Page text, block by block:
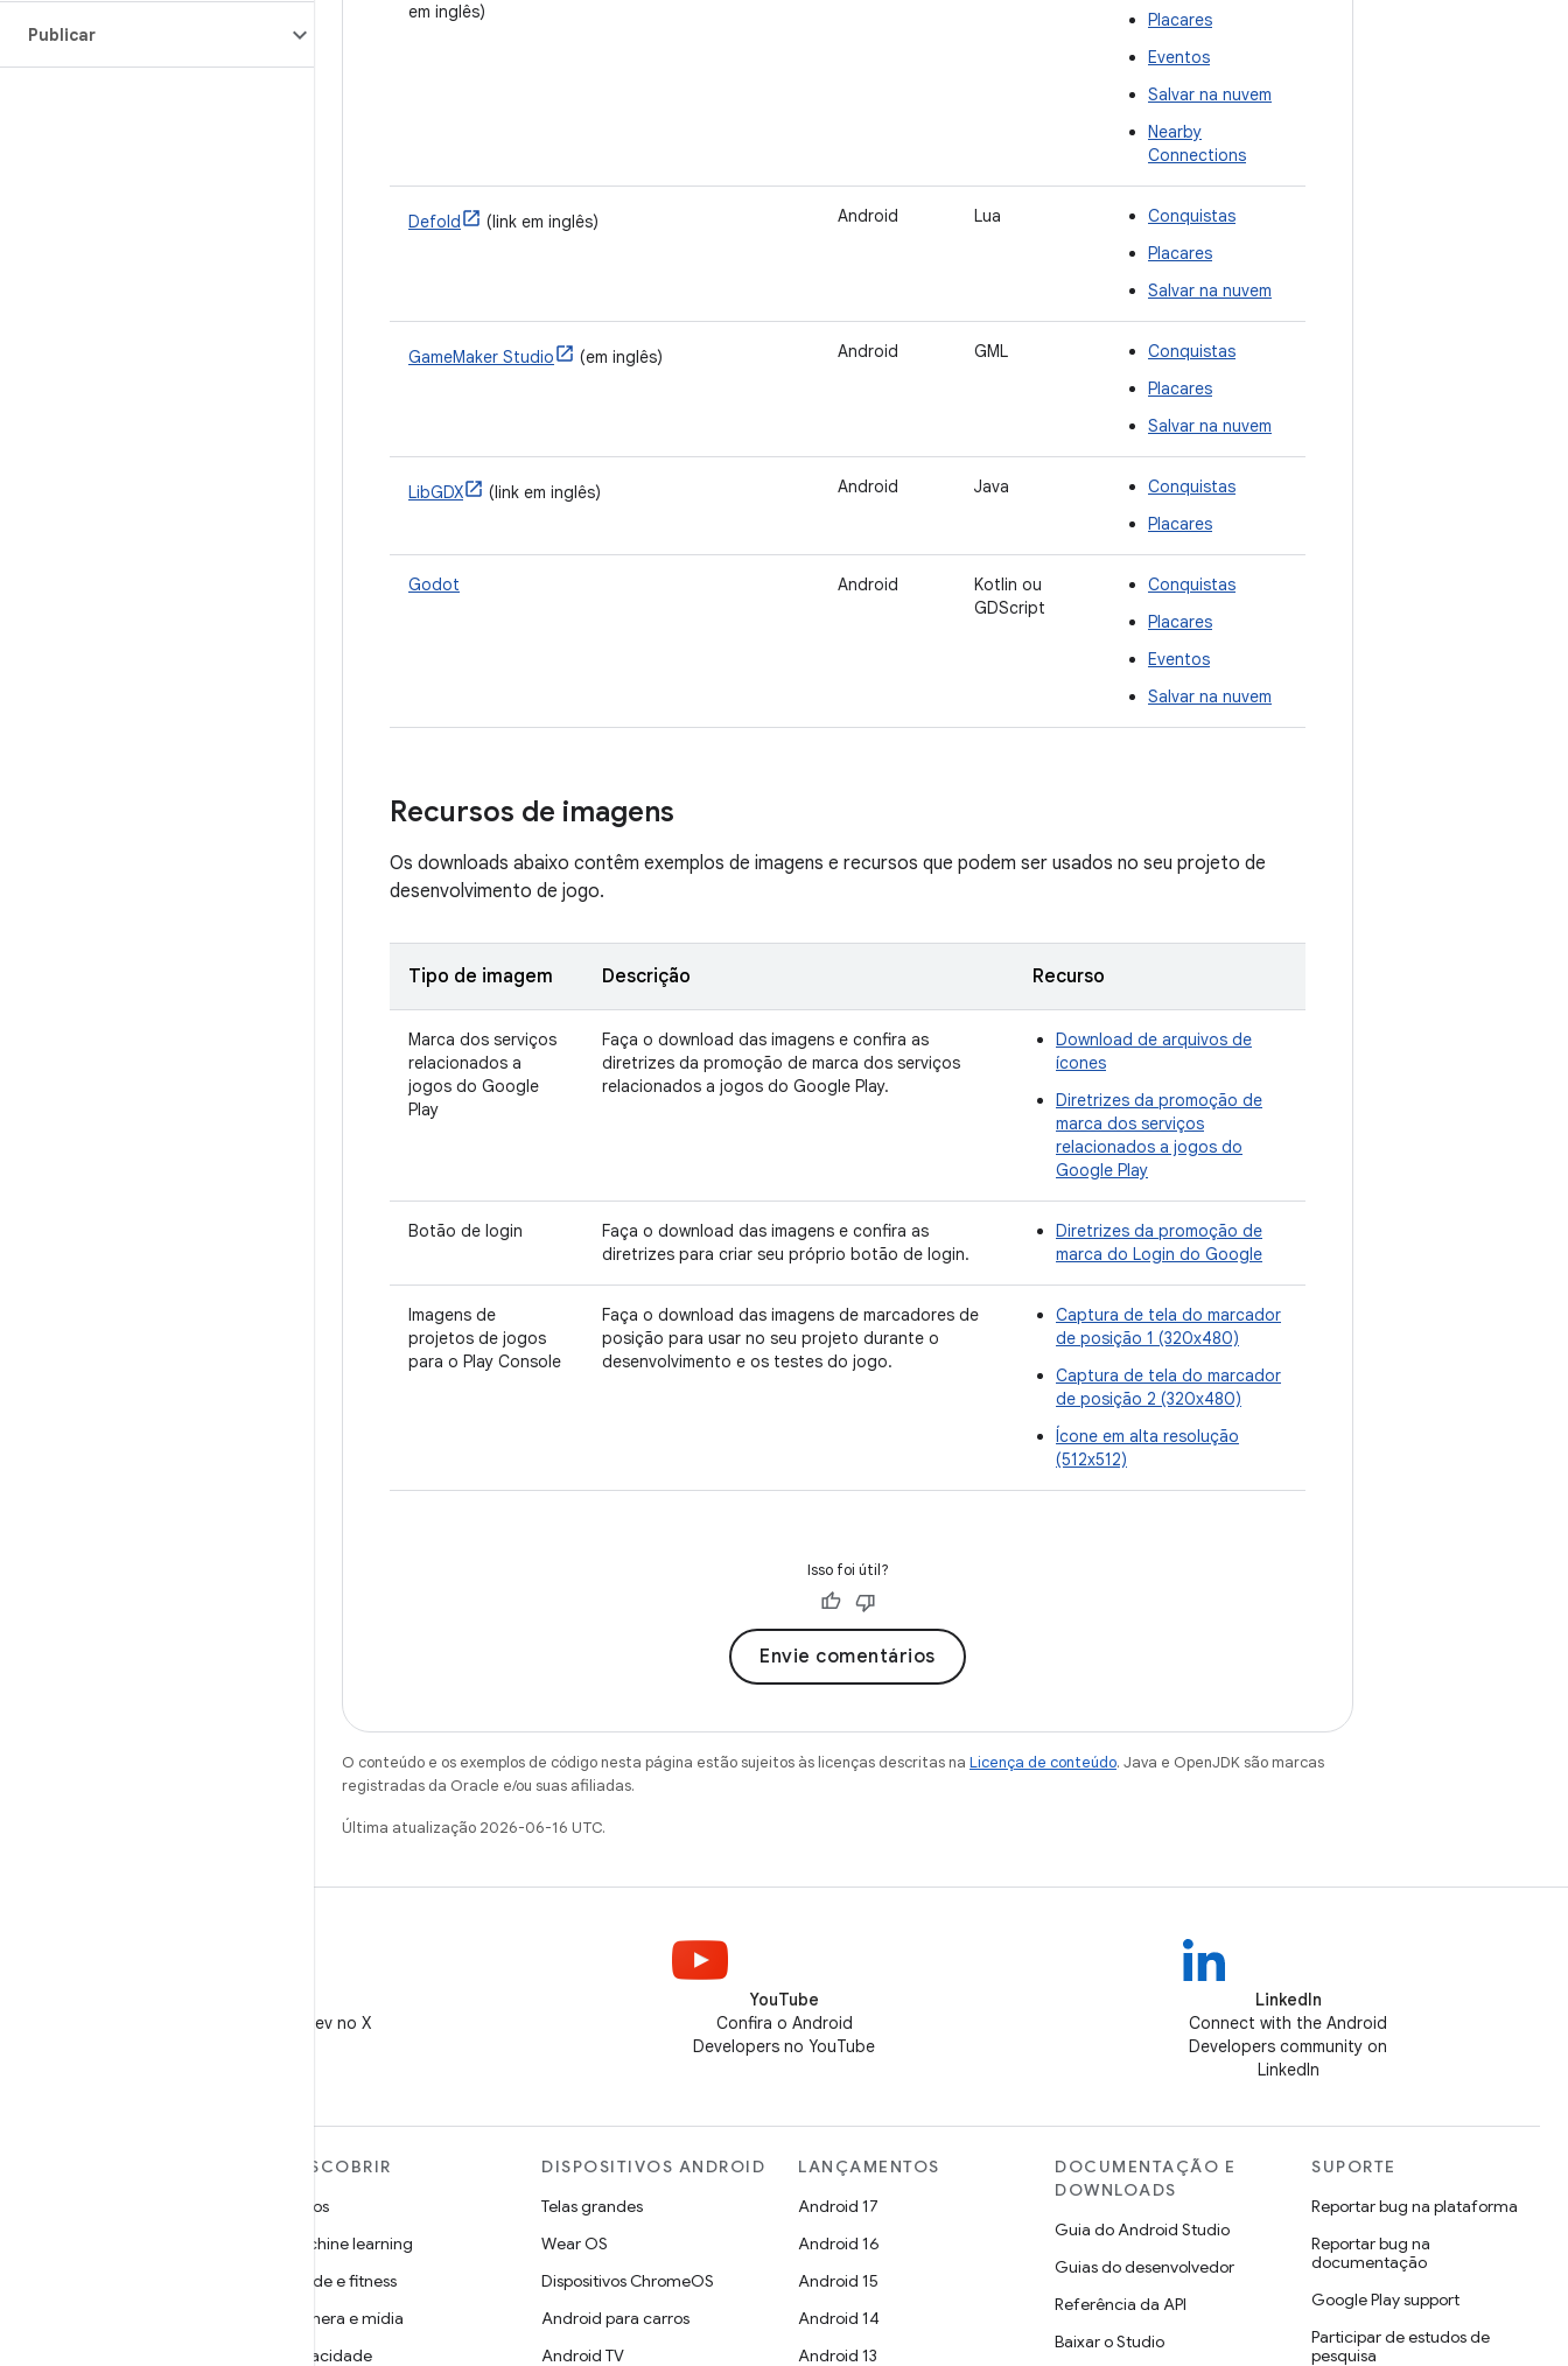
Publicar
em inglês)
Placares
Eventos
Salvar na nuvem
Nearby
Connections
Defold (link em inglês) Android Lua
Conquistas
Placares
Salvar na nuvem
GameMaker Studio (em inglês) Android GML
Conquistas
Placares
Salvar na nuvem
LibGDX (link em inglês) Android Java
Conquistas
Placares
Godot Android
Kotlin ou
GDScript
Conquistas
Placares
Eventos
Salvar na nuvem
Recursos de imagens
Os downloads abaixo contêm exemplos de imagens e recursos que podem ser usados no seu projeto de
desenvolvimento de jogo.
Tipo de imagem Descrição Recurso
Marca dos serviços
relacionados a
jogos do Google
Play
Faça o download das imagens e confira as
diretrizes da promoção de marca dos serviços
relacionados a jogos do Google Play.
Download de arquivos de
ícones
Diretrizes da promoção de
marca dos serviços
relacionados a jogos do
Google Play
Botão de login
Faça o download das imagens e confira as
diretrizes para criar seu próprio botão de login.
Diretrizes da promoção de
marca do Login do Google
Imagens de
projetos de jogos
para o Play Console
Faça o download das imagens de marcadores de
posição para usar no seu projeto durante o
desenvolvimento e os testes do jogo.
Captura de tela do marcador
de posição 1 (320x480)
Captura de tela do marcador
de posição 2 (320x480)
Ícone em alta resolução
(512x512)
Isso foi útil?
Envie comentários
O conteúdo e os exemplos de código nesta página estão sujeitos às licenças descritas na Licença de conteúdo. Java e OpenJDK são marcas
registradas da Oracle e/ou suas afiliadas.
Última atualização 2026-06-16 UTC.
Siga @AndroidDev no X
YouTube
Confira o Android
Developers no YouTube
LinkedIn
Connect with the Android
Developers community on
LinkedIn
DESCOBRIR
Jogos
Machine learning
Saúde e fitness
Câmera e mídia
Privacidade
DISPOSITIVOS ANDROID
Telas grandes
Wear OS
Dispositivos ChromeOS
Android para carros
Android TV
LANÇAMENTOS
Android 17
Android 16
Android 15
Android 14
Android 13
DOCUMENTAÇÃO E
DOWNLOADS
Guia do Android Studio
Guias do desenvolvedor
Referência da API
Baixar o Studio
SUPORTE
Reportar bug na plataforma
Reportar bug na
documentação
Google Play support
Participar de estudos de
pesquisa